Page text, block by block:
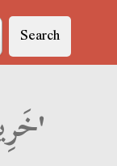
Search
Derja translation of 'خَرِيطَة جُغْرَافِيَّة'